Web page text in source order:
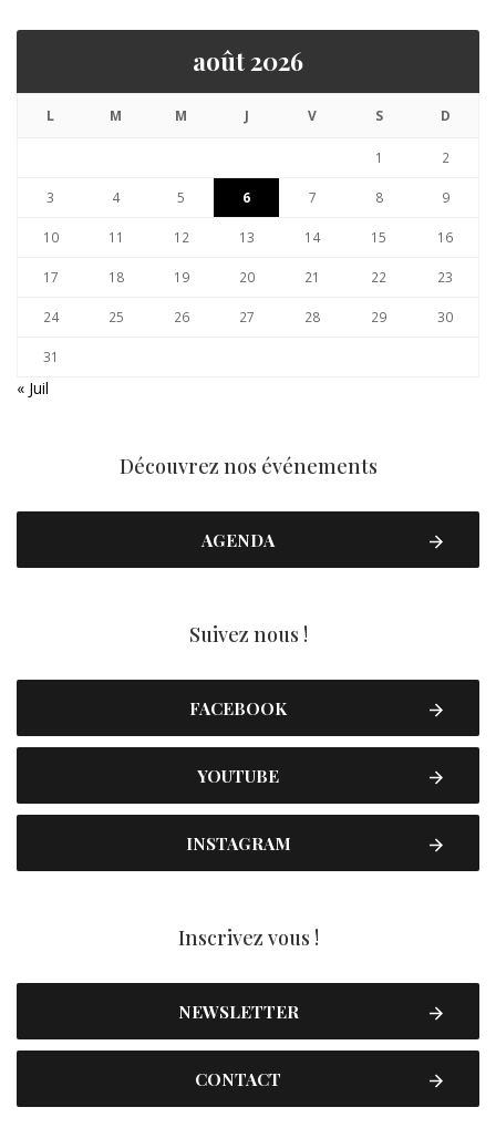
août 2026
L M M J V S D
1 2
3 4 5 6 7 8 9
10 11 12 13 14 15 16
17 18 19 20 21 22 23
24 25 26 27 28 29 30
31
« Juil
Découvrez nos événements
AGENDA
Suivez nous !
FACEBOOK
YOUTUBE
INSTAGRAM
Inscrivez vous !
NEWSLETTER
CONTACT